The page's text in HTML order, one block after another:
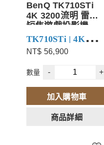
BenQ TK710STi
4K 3200流明 雷射
短焦遊戲投影機
Android TV 小空間
追劇/遊戲首選
TK710STi | 4K
HDR 3200lm 雷射短
焦遊戲投影機 雷射
短焦 + Android TV
小空間追劇/遊戲首
加入會員,輸入MJ500
折扣碼可以再領取
NT$ 56,900
數量 - +
加入購物車
商品詳細